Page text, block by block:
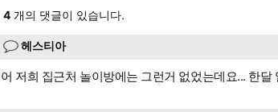
4 개의 댓글이 있습니다.
헤스티아
어 저희 집근처 놀이방에는 그런거 없었는데요... 한달